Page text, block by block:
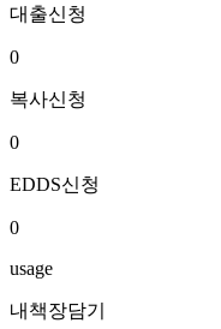
대출신청
0
복사신청
0
EDDS신청
0
usage
내책장담기